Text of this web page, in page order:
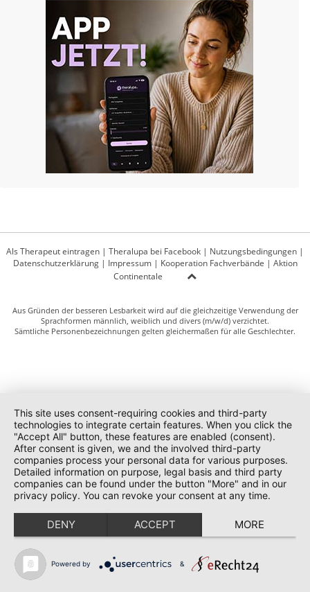
Als Therapeut eintragen | Theralupa bei Facebook | Nutzungsbedingungen |
Datenschutzerklärung| Impressum| Kooperation Fachverbände | Aktion
Continentale
Aus Gründen der besseren Lesbarkeit wird auf die gleichzeitige Verwendung der
Sprachformen männlich, weiblich und divers (m/w/d) verzichtet.
Sämtliche Personenbezeichnungen gelten gleichermaßen für alle Geschlechter.
This site uses consent-requiring cookies and third-party
technologies to integrate certain features. When you click the
"Accept All" button, these features are enabled (consent).
After consent is given, we and the involved third-party
companies process your personal data for various purposes.
Detailed information on purpose, legal basis and third party
companies can be found under the button "More" and in our
privacy policy. You can revoke your consent at any time.
DENY ACCEPT MORE
Powered by &